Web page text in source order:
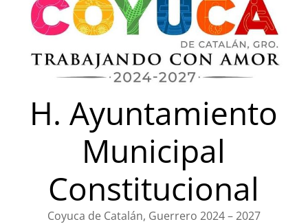
H. Ayuntamiento
Municipal
Constitucional
Coyuca de Catalán, Guerrero 2024 – 2027